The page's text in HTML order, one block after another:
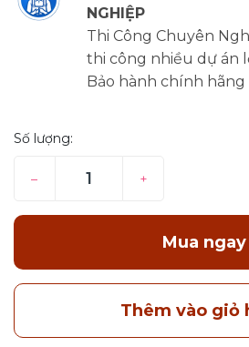
NGHIỆP
Thi Công Chuyên
thi công nhiều dự án
Bảo hành chính hãng
Số lượng:
– +
Mua ngay
Thêm vào giỏ